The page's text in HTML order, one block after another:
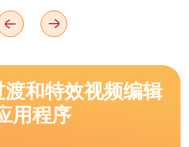
和特效视频编辑
用程序